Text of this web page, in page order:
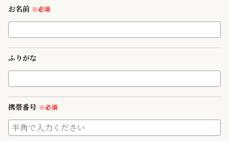
お名前 ※必須
ふりがな
携帯番号 ※必須